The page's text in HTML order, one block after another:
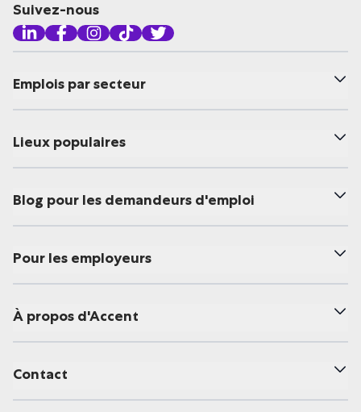
Suivez-nous
Emplois par secteur
Lieux populaires
Blog pour les demandeurs d'emploi
Pour les employeurs
À propos d'Accent
Contact